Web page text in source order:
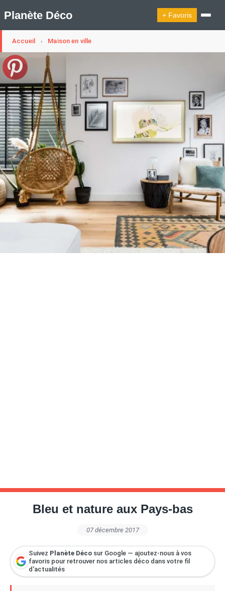
Planète Déco + Favoris
🛍︎ Shop Planète Déco
Appartement Design Cabanes
Decoration Noël
Design Suédois En Quelques Photos
Idées Déco En 10 Photos
La Semaine Décoration Et Design
Maison En Ville
Méli-Mélo Suédois
Publi Reportage
Tendance
Interieurs Scandinaves
La Décoration Selon Votre Signe Astrologique
Les Trouvailles Déco Du Jour
Maison Appartement Écologique
Maison Container/container House
Maison D'hôtes
Maison Et Appartement Vintage
On Décode La Déco
Piscine Question De Style
Renovation
Revue De Week End
Tiny House
Accueil › Maison en ville
Bleu et nature aux Pays-bas
07 décembre 2017
Suivez Planète Déco sur Google — ajoutez-nous à vos
favoris pour retrouver nos articles déco dans votre fil
d'actualités